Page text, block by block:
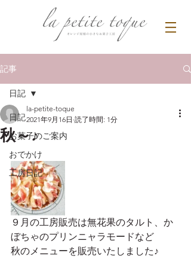
記事
日記
お菓子のご案内
おでかけ
工房日記
日記
秋～♪
la-petite-toque
2021年9月16日 読了時間: 1分
９月の工房販売は無花果のタルト、か
ぼちゃのプリンニャラモードなど
秋のメニューを販売いたしました♪